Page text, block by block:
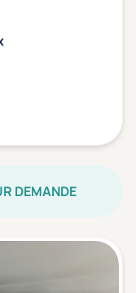
DEMANDE